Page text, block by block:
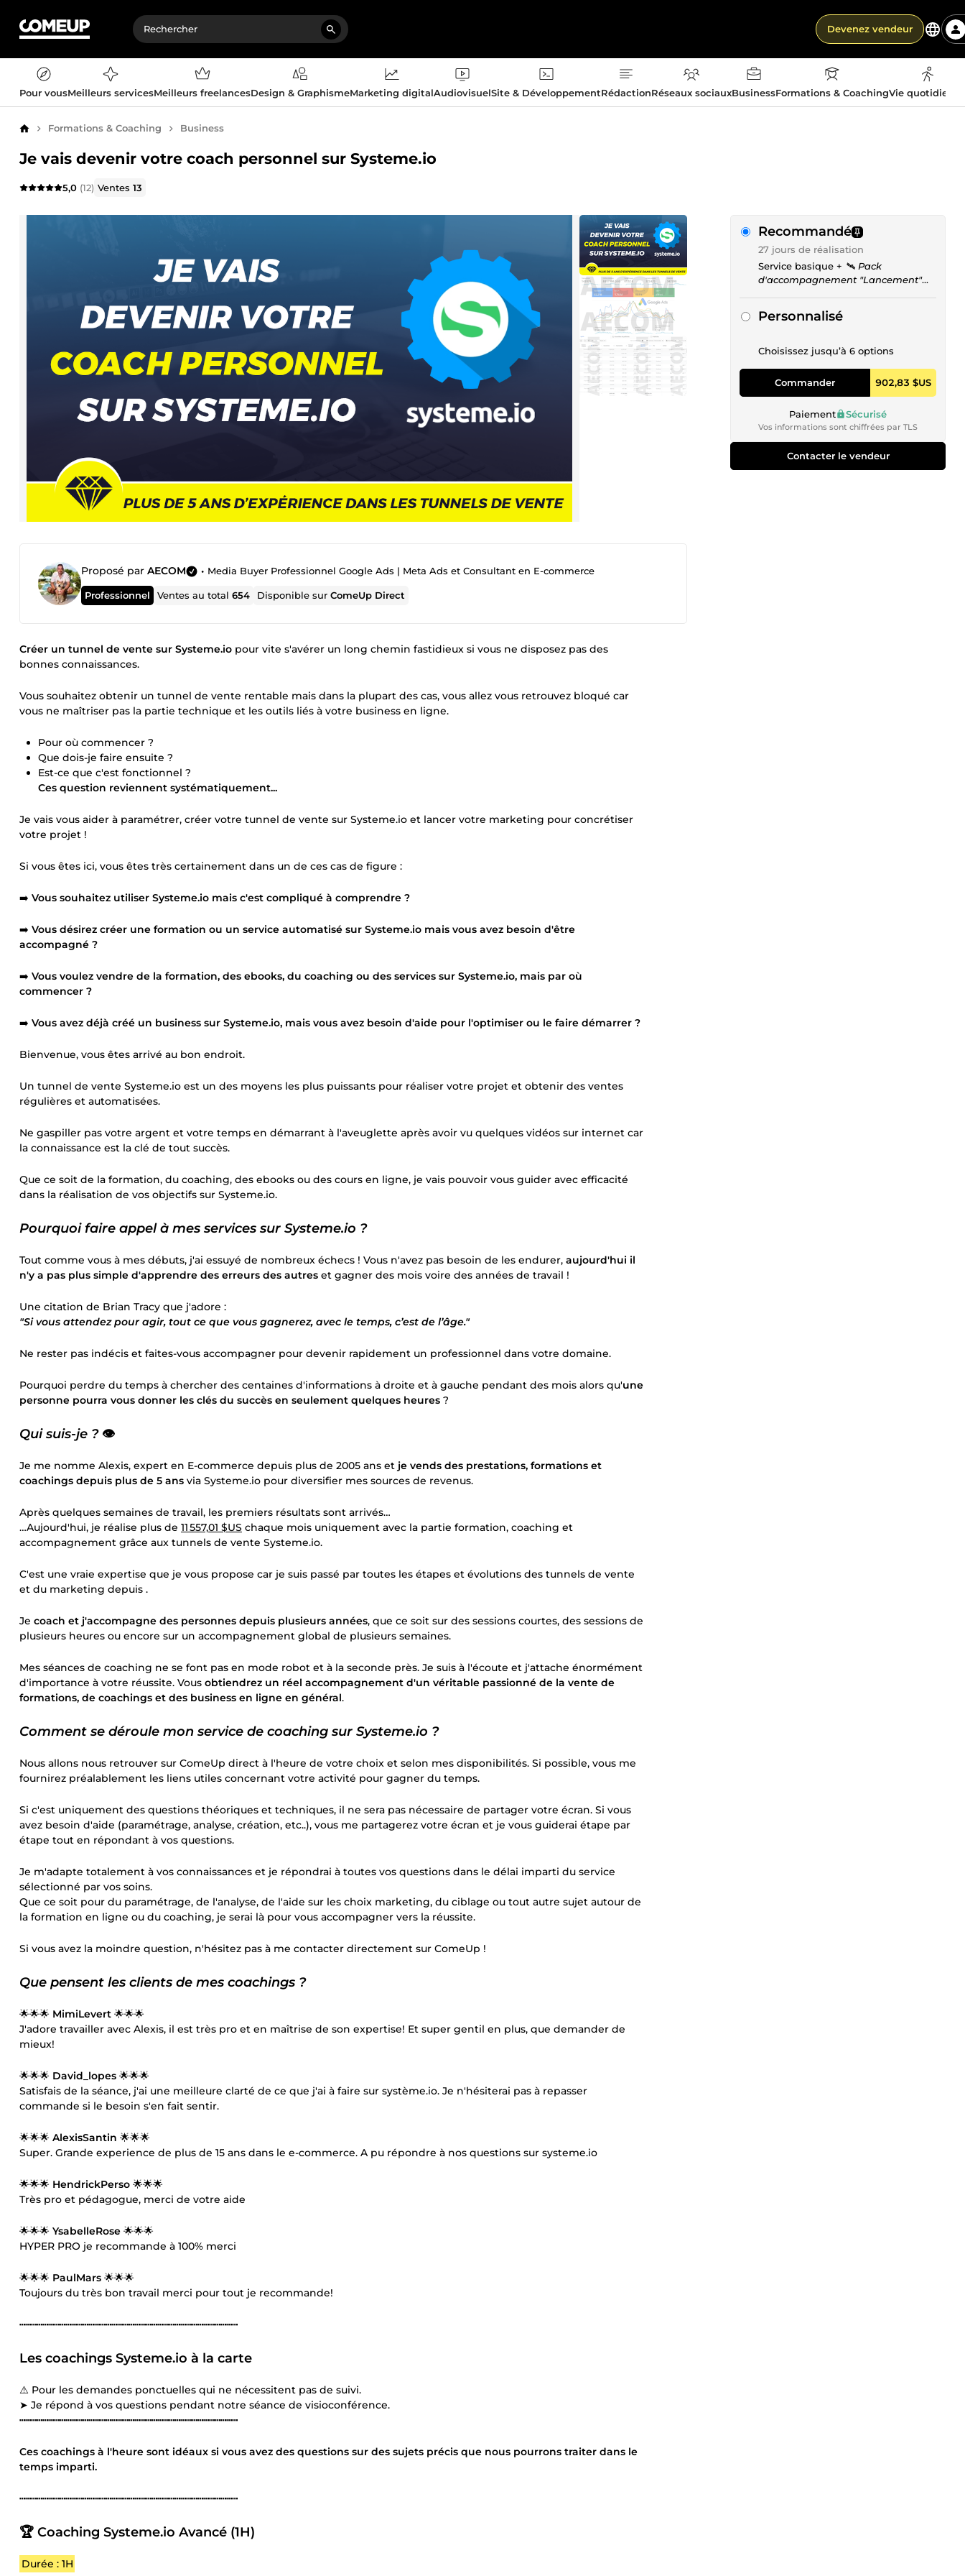
Devenez vendeur
Pour vousMeilleurs servicesMeilleurs freelancesDesign & GraphismeMarketing digitalAudiovisuelSite & DéveloppementRédactionRéseaux sociauxBusinessFormations & CoachingVie
AccueilFormations & Coaching Business
Je vais devenir votre coach personnel sur Systeme.io
5,0 (12) Ventes13
Proposé par AECOM • Media Buyer Professionnel Google Ads | Meta Ads et Consultant en E-commerce
Professionnel Ventes au total654 Disponible surComeUp Direct
Créer un tunnel de vente sur Systeme.io pour vite s'avérer un long chemin fastidieux si vous ne disposez pas des
bonnes connaissances.
Vous souhaitez obtenir un tunnel de vente rentable mais dans la plupart des cas, vous allez vous retrouvez bloqué car
vous ne maîtriser pas la partie technique et les outils liés à votre business en ligne.
Pour où commencer ?
Que dois-je faire ensuite ?
Est-ce que c'est fonctionnel ?
Ces question reviennent systématiquement...
Je vais vous aider à paramétrer, créer votre tunnel de vente sur Systeme.io et lancer votre marketing pour concrétiser
votre projet !
Si vous êtes ici, vous êtes très certainement dans un de ces cas de figure :
➡️ Vous souhaitez utiliser Systeme.io mais c'est compliqué à comprendre ?
➡️ Vous désirez créer une formation ou un service automatisé sur Systeme.io mais vous avez besoin d'être
accompagné ?
➡️ Vous voulez vendre de la formation, des ebooks, du coaching ou des services sur Systeme.io, mais par où
commencer ?
➡️ Vous avez déjà créé un business sur Systeme.io, mais vous avez besoin d'aide pour l'optimiser ou le faire démarrer ?
Bienvenue, vous êtes arrivé au bon endroit.
Un tunnel de vente Systeme.io est un des moyens les plus puissants pour réaliser votre projet et obtenir des ventes
régulières et automatisées.
Ne gaspiller pas votre argent et votre temps en démarrant à l'aveuglette après avoir vu quelques vidéos sur internet car
la connaissance est la clé de tout succès.
Que ce soit de la formation, du coaching, des ebooks ou des cours en ligne, je vais pouvoir vous guider avec efficacité
dans la réalisation de vos objectifs sur Systeme.io.
Pourquoi faire appel à mes services sur Systeme.io ?
Tout comme vous à mes débuts, j'ai essuyé de nombreux échecs ! Vous n'avez pas besoin de les endurer, aujourd'hui il
n'y a pas plus simple d'apprendre des erreurs des autres et gagner des mois voire des années de travail !
Une citation de Brian Tracy que j'adore :
"Si vous attendez pour agir, tout ce que vous gagnerez, avec le temps, c’est de l’âge."
Ne rester pas indécis et faites-vous accompagner pour devenir rapidement un professionnel dans votre domaine.
Pourquoi perdre du temps à chercher des centaines d'informations à droite et à gauche pendant des mois alors qu'une
personne pourra vous donner les clés du succès en seulement quelques heures ?
Qui suis-je ?👁️
Je me nomme Alexis, expert en E-commerce depuis plus de 2005 ans et je vends des prestations, formations et
coachings depuis plus de 5 ans via Systeme.io pour diversifier mes sources de revenus.
Après quelques semaines de travail, les premiers résultats sont arrivés…
…Aujourd'hui, je réalise plus de 11 557,01 $US chaque mois uniquement avec la partie formation, coaching et
accompagnement grâce aux tunnels de vente Systeme.io.
C'est une vraie expertise que je vous propose car je suis passé par toutes les étapes et évolutions des tunnels de vente
et du marketing depuis .
Je coach et j'accompagne des personnes depuis plusieurs années, que ce soit sur des sessions courtes, des sessions de
plusieurs heures ou encore sur un accompagnement global de plusieurs semaines.
Mes séances de coaching ne se font pas en mode robot et à la seconde près. Je suis à l'écoute et j'attache énormément
d'importance à votre réussite. Vous obtiendrez un réel accompagnement d'un véritable passionné de la vente de
formations, de coachings et des business en ligne en général.
Comment se déroule mon service de coaching sur Systeme.io ?
Nous allons nous retrouver sur ComeUp direct à l'heure de votre choix et selon mes disponibilités. Si possible, vous me
fournirez préalablement les liens utiles concernant votre activité pour gagner du temps.
Si c'est uniquement des questions théoriques et techniques, il ne sera pas nécessaire de partager votre écran. Si vous
avez besoin d'aide (paramétrage, analyse, création, etc..), vous me partagerez votre écran et je vous guiderai étape par
étape tout en répondant à vos questions.
Je m'adapte totalement à vos connaissances et je répondrai à toutes vos questions dans le délai imparti du service
sélectionné par vos soins.
Que ce soit pour du paramétrage, de l'analyse, de l'aide sur les choix marketing, du ciblage ou tout autre sujet autour de
la formation en ligne ou du coaching, je serai là pour vous accompagner vers la réussite.
Si vous avez la moindre question, n'hésitez pas à me contacter directement sur ComeUp !
Que pensent les clients de mes coachings ?
🌟🌟🌟 MimiLevert 🌟🌟🌟
J'adore travailler avec Alexis, il est très pro et en maîtrise de son expertise! Et super gentil en plus, que demander de
mieux!
🌟🌟🌟 David_lopes 🌟🌟🌟
Satisfais de la séance, j'ai une meilleure clarté de ce que j'ai à faire sur système.io. Je n'hésiterai pas à repasser
commande si le besoin s'en fait sentir.
🌟🌟🌟 AlexisSantin 🌟🌟🌟
Super. Grande experience de plus de 15 ans dans le e-commerce. A pu répondre à nos questions sur systeme.io
🌟🌟🌟 HendrickPerso 🌟🌟🌟
Très pro et pédagogue, merci de votre aide
🌟🌟🌟 YsabelleRose 🌟🌟🌟
HYPER PRO je recommande à 100% merci
🌟🌟🌟 PaulMars 🌟🌟🌟
Toujours du très bon travail merci pour tout je recommande!
┅┅┅┅┅┅┅┅┅┅┅┅┅┅┅┅┅┅┅┅┅┅┅┅┅┅┅┅┅┅┅┅┅┅┅┅┅┅
Les coachings Systeme.io à la carte
⚠️ Pour les demandes ponctuelles qui ne nécessitent pas de suivi.
➤ Je répond à vos questions pendant notre séance de visioconférence.
┅┅┅┅┅┅┅┅┅┅┅┅┅┅┅┅┅┅┅┅┅┅┅┅┅┅┅┅┅┅┅┅┅┅┅┅┅┅
Ces coachings à l'heure sont idéaux si vous avez des questions sur des sujets précis que nous pourrons traiter dans le
temps imparti.
┅┅┅┅┅┅┅┅┅┅┅┅┅┅┅┅┅┅┅┅┅┅┅┅┅┅┅┅┅┅┅┅┅┅┅┅┅┅
🏆 Coaching Systeme.io Avancé (1H)
Durée : 1H
Recommandé
27 jours de réalisation
Service basique + 🛰️ Pack
d'accompagnement "Lancement"
Personnalisé
Choisissez jusqu’à 6 options
Commander 902,83 $US
Paiement Sécurisé
Vos informations sont chiffrées par TLS
Contacter le vendeur